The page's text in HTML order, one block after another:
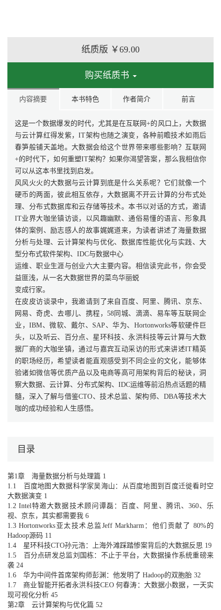
纸质版 ￥69.00
购买纸质书
内容摘要 本书特色 作者简介 前言
这是一个数据爆发的时代，尤其是在互联网+的风口上，大数据
与云计算红得发紫，IT架构也随之演变，各种前瞻技术如雨后
春笋般铺天盖地。大数据会给这个世界带来哪些影响？互联网
+的时代下，如何重塑IT架构？如果你渴望答案，那么我相信你
可以从这本书里找到启发。
风风火火的大数据与云计算到底是什么关系呢？它们就像一个
硬币的两面，彼此相互依存，大数据离不开云计算的分布式处
理、分布式数据库和云存储等技术。本书以对话的方式，邀请
IT业界大咖坐镇访谈，以风趣幽默、通俗易懂的语言、形象具
体的案例、励志感人的故事娓娓道来，为读者讲述了海量数据
分析与处理、云计算架构与优化、数据库性能优化与实践、大
型分布式软件架构、IDC与数据中心
运维、职业生涯与创业六大主要内容。相信读完此书，你会受
益匪浅，从一名大数据世界的菜鸟华丽蜕
变成行家。
在皮皮访谈录中，我邀请到了来自百度、阿里、腾讯、京东、
网易、奇虎、去哪儿、携程，58同城、滴滴、易车等互联网企
业，IBM、微软、戴尔、SAP、华为、Hortonworks等软硬件巨
头，以及听云、百分点、星环科技、永洪科技等云计算与大数
据厂商的大咖坐镇，通过与嘉宾互动采访的形式来讲述IT精英
的职场经历，希望读者能直观感受到不同企业的文化，能够体
验诸如微信等优质产品以及电商等高可用架构背后的秘诀，洞
察大数据、云计算、分布式架构、IDC运维等前沿热点话题的精
髓，深入了解与借鉴CTO、技术总监、架构师、DBA等技术大
咖的成功经验和人生感悟。
目录
第1章 海量数据分析与处理篇 1
1.1 百度地图大数据科学家吴海山：从百度地图到百度迁徙看时空
大数据演变 1
1.2 Intel特邀大数据技术顾问谭磊：百度、阿里、腾讯、360、乐
视、京东，其实都需要我 6
1.3 Hortonworks亚太技术总监Jeff Markharm：他们贡献了 80%的
Hadoop源码 11
1.4 星环科技CTO孙元浩：上海外滩踩踏惨案背后的大数据反思 19
1.5 百分点研发总监刘国栋：不止于平台，大数据操作系统重磅来
袭 24
1.6 华为中间件首席架构师彭渊：他发明了 Hadoop的双胞胎 32
1.7 商业智能开拓者永洪科技CEO 何春涛：大数据小数据，一天实
现可视化分析 45
第2章 云计算架构与优化篇 52